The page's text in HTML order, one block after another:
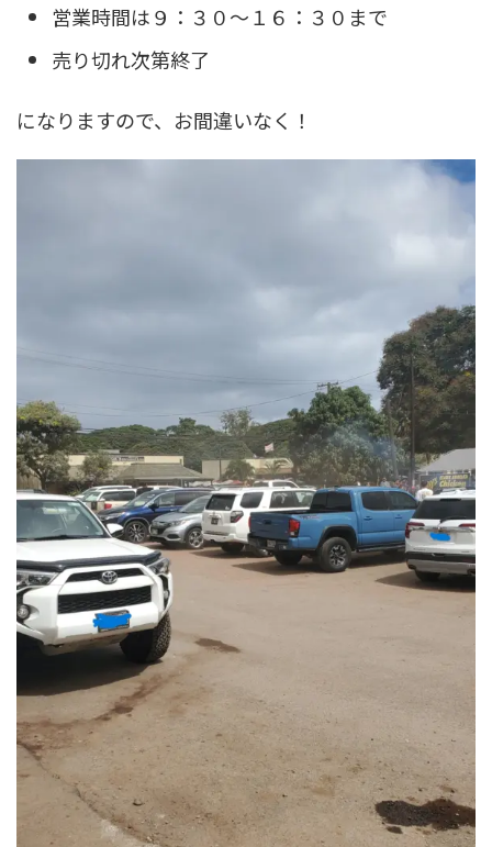
営業時間は９：３０～１６：３０まで
売り切れ次第終了
になりますので、お間違いなく！